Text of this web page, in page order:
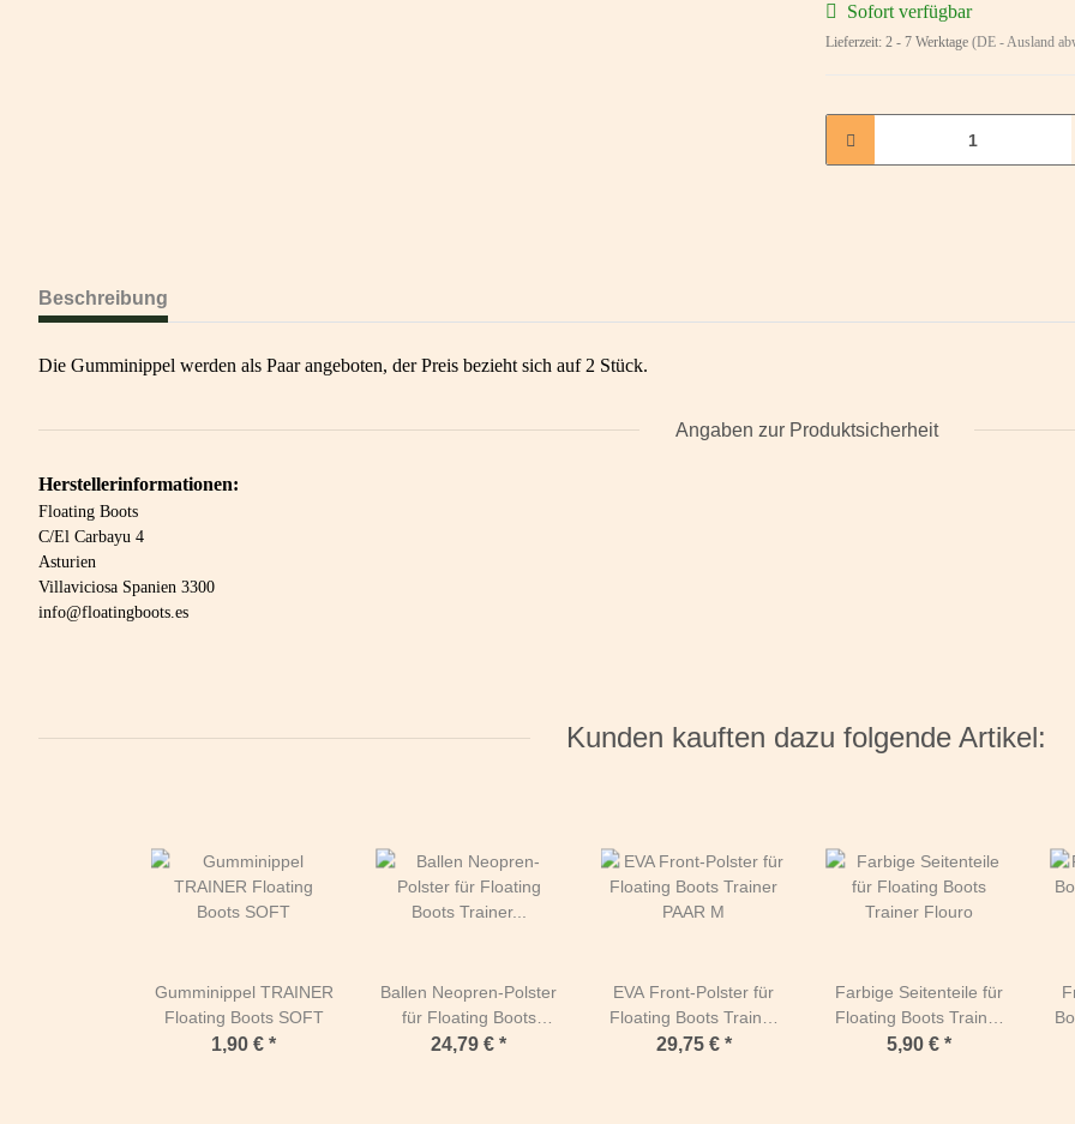
Sofort verfügbar
Lieferzeit: 2 - 7 Werktage (DE - Ausland
Beschreibung
Die Gumminippel werden als Paar angeboten, der Preis bezieht sich auf 2 Stück.
Angaben zur Produktsicherheit
Herstellerinformationen:
Floating Boots
C/El Carbayu 4
Asturien
Villaviciosa Spanien 3300
info@floatingboots.es
Kunden kauften dazu folgende Artikel:
Gumminippel TRAINER
Floating Boots SOFT
1,90 €*
Ballen Neopren-Polster
für Floating Boots
Trainer PAAR M
24,79 €*
EVA Front-Polster für
Floating Boots Trainer
PAAR M
29,75 € *
Farbige Seitenteile für
Floating Boots Trainer
Flouro
5,90 € *